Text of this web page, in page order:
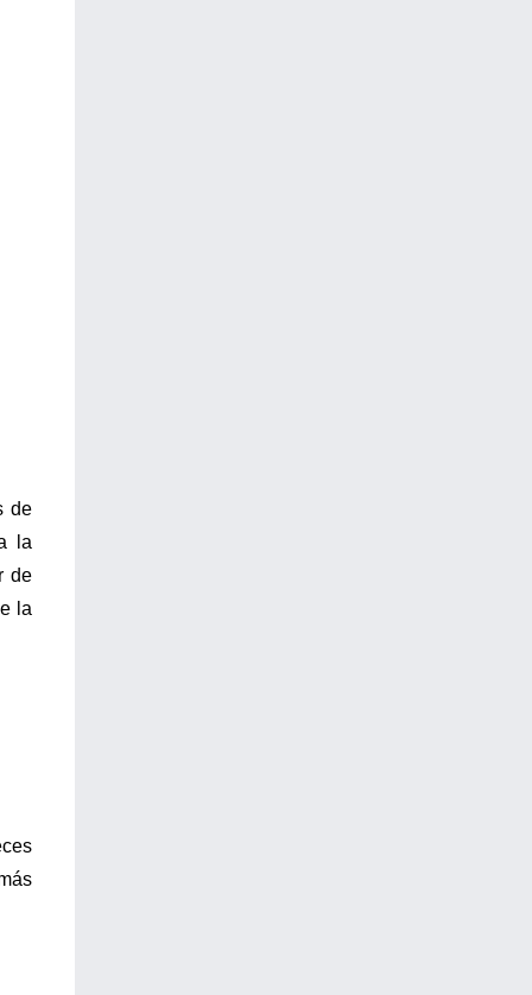
de
la
de
la